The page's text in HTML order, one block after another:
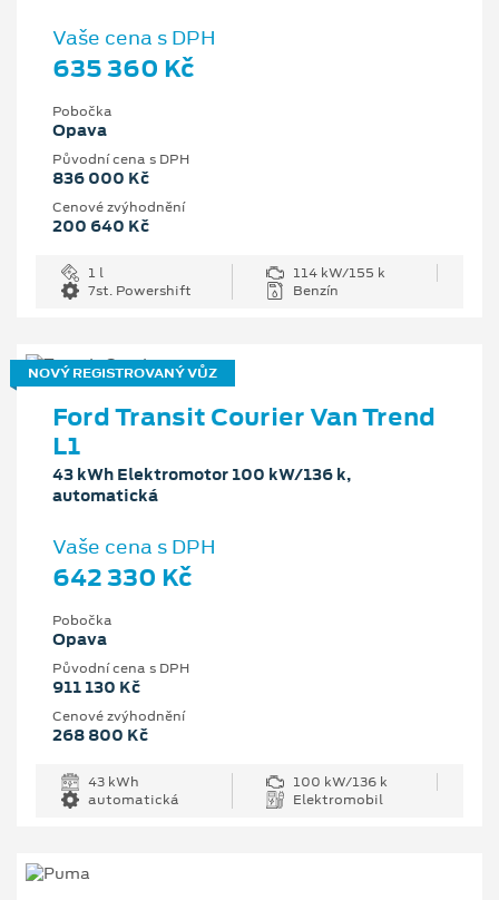
Vaše cena s DPH
635 360 Kč
Pobočka
Opava
Původní cena s DPH
836 000 Kč
Cenové zvýhodnění
200 640 Kč
1 l
114 kW/155 k
7st. Powershift
Benzín
NOVÝ REGISTROVANÝ VŮZ
Ford Transit Courier Van Trend
L1
43 kWh Elektromotor 100 kW/136 k,
automatická
Vaše cena s DPH
642 330 Kč
Pobočka
Opava
Původní cena s DPH
911 130 Kč
Cenové zvýhodnění
268 800 Kč
43 kWh
100 kW/136 k
automatická
Elektromobil